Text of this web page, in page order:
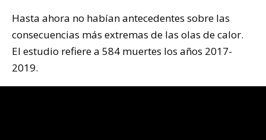
Hasta ahora no habían antecedentes sobre las
consecuencias más extremas de las olas de calor.
El estudio refiere a 584 muertes los años 2017-
2019.